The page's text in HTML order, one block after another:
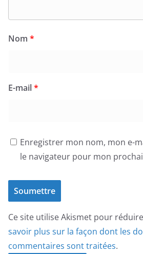
Nom *
E-mail*
Enregistrer mon nom, mon e-
le navigateur pour mon
Ce site utilise Akismet pour
savoir plus sur la façon dont les
commentaires sont traitées.